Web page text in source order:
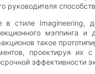
руководителя
стиле Imagineering,
такое
проектируя
эффективности